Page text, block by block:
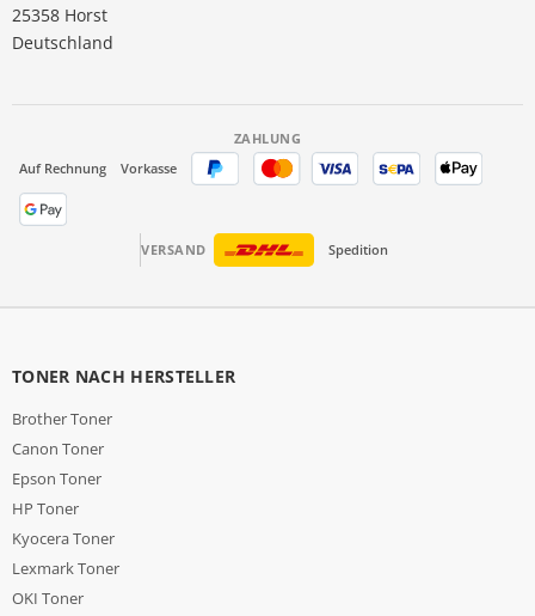
25358 Horst
Deutschland
ZAHLUNG
Auf Rechnung
Vorkasse
VERSAND Spedition
TONER NACH HERSTELLER
Brother Toner
Canon Toner
Epson Toner
HP Toner
Kyocera Toner
Lexmark Toner
OKI Toner